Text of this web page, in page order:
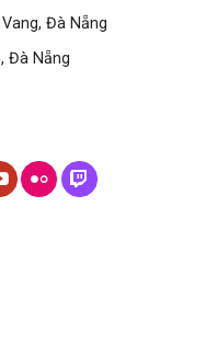
Đà Nẵng
Đà Nẵng